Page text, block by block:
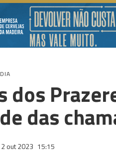
dos
das
out 2023 15:15